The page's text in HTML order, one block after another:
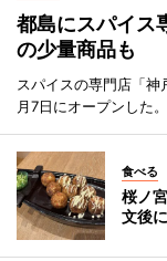
都島にスパイ
の少量商品も
スパイスの専門店「
月7日にオープンした。
食べる
桜ノ
文後